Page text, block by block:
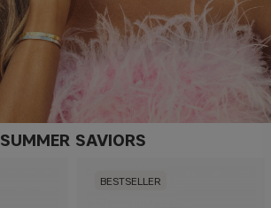
SUMMER SAVIORS
BESTSELLER